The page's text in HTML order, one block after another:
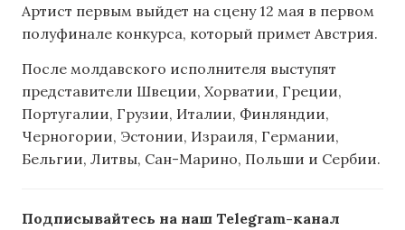
Артист первым выйдет на сцену 12 мая в первом
полуфинале конкурса, который примет Австрия.
После молдавского исполнителя выступят
представители Швеции, Хорватии, Греции,
Португалии, Грузии, Италии, Финляндии,
Черногории, Эстонии, Израиля, Германии,
Бельгии, Литвы, Сан-Марино, Польши и Сербии.
Подписывайтесь на наш Telegram-канал